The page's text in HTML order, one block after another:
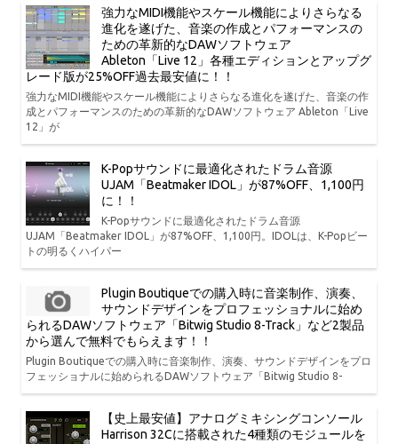
強力なMIDI機能やスケール機能によりさらなる
進化を遂げた、音楽の作成とパフォーマンスの
ための革新的なDAWソフトウェア
Ableton「Live 12」各種エディションとアップグ
レード版が25%OFF過去最安値に！！
強力なMIDI機能やスケール機能によりさらなる進化を遂げた、音楽の作
成とパフォーマンスのための革新的なDAWソフトウェア Ableton「Live
12」が
K-Popサウンドに最適化されたドラム音源
UJAM「Beatmaker IDOL」が87%OFF、1,100円
に！！
K-Popサウンドに最適化されたドラム音源
UJAM「Beatmaker IDOL」が87%OFF、1,100円。IDOLは、K-Popビー
トの明るくハイパー
Plugin Boutiqueでの購入時に音楽制作、演奏、
サウンドデザインをプロフェッショナルに始め
られるDAWソフトウェア「Bitwig Studio 8-Track」など2製品
から選んで無料でもらえます！！
Plugin Boutiqueでの購入時に音楽制作、演奏、サウンドデザインをプロ
フェッショナルに始められるDAWソフトウェア「Bitwig Studio 8-
【史上最安値】アナログミキシングコンソール
Harrison 32Cに搭載された4種類のモジュールを